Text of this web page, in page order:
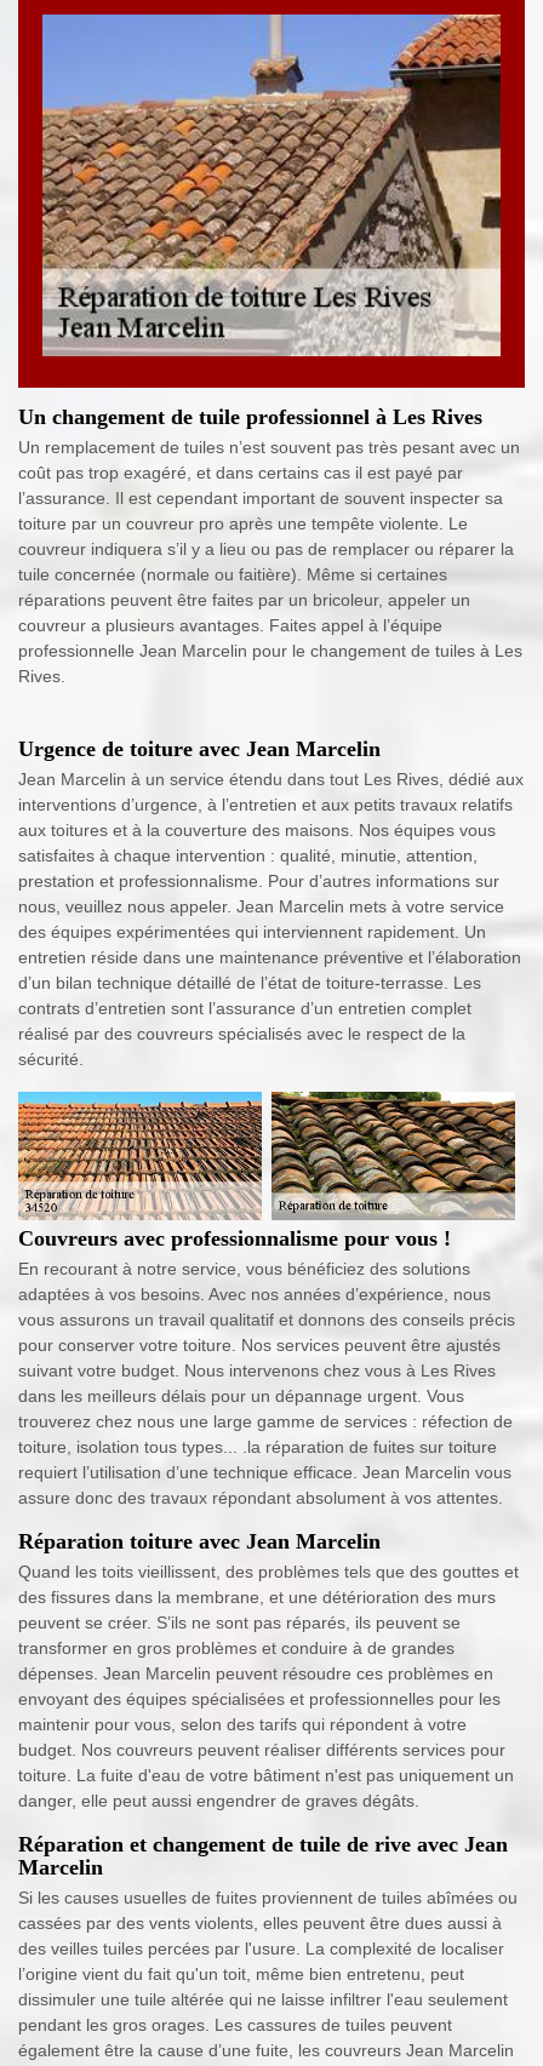
Un changement de tuile professionnel à Les Rives
Un remplacement de tuiles n’est souvent pas très pesant avec un
coût pas trop exagéré, et dans certains cas il est payé par
l’assurance. Il est cependant important de souvent inspecter sa
toiture par un couvreur pro après une tempête violente. Le
couvreur indiquera s’il y a lieu ou pas de remplacer ou réparer la
tuile concernée (normale ou faitière). Même si certaines
réparations peuvent être faites par un bricoleur, appeler un
couvreur a plusieurs avantages. Faites appel à l’équipe
professionnelle Jean Marcelin pour le changement de tuiles à Les
Rives.
Urgence de toiture avec Jean Marcelin
Jean Marcelin à un service étendu dans tout Les Rives, dédié aux
interventions d’urgence, à l’entretien et aux petits travaux relatifs
aux toitures et à la couverture des maisons. Nos équipes vous
satisfaites à chaque intervention : qualité, minutie, attention,
prestation et professionnalisme. Pour d’autres informations sur
nous, veuillez nous appeler. Jean Marcelin mets à votre service
des équipes expérimentées qui interviennent rapidement. Un
entretien réside dans une maintenance préventive et l’élaboration
d’un bilan technique détaillé de l’état de toiture-terrasse. Les
contrats d’entretien sont l’assurance d’un entretien complet
réalisé par des couvreurs spécialisés avec le respect de la
sécurité.
Couvreurs avec professionnalisme pour vous !
En recourant à notre service, vous bénéficiez des solutions
adaptées à vos besoins. Avec nos années d’expérience, nous
vous assurons un travail qualitatif et donnons des conseils précis
pour conserver votre toiture. Nos services peuvent être ajustés
suivant votre budget. Nous intervenons chez vous à Les Rives
dans les meilleurs délais pour un dépannage urgent. Vous
trouverez chez nous une large gamme de services : réfection de
toiture, isolation tous types... .la réparation de fuites sur toiture
requiert l’utilisation d’une technique efficace. Jean Marcelin vous
assure donc des travaux répondant absolument à vos attentes.
Réparation toiture avec Jean Marcelin
Quand les toits vieillissent, des problèmes tels que des gouttes et
des fissures dans la membrane, et une détérioration des murs
peuvent se créer. S’ils ne sont pas réparés, ils peuvent se
transformer en gros problèmes et conduire à de grandes
dépenses. Jean Marcelin peuvent résoudre ces problèmes en
envoyant des équipes spécialisées et professionnelles pour les
maintenir pour vous, selon des tarifs qui répondent à votre
budget. Nos couvreurs peuvent réaliser différents services pour
toiture. La fuite d'eau de votre bâtiment n'est pas uniquement un
danger, elle peut aussi engendrer de graves dégâts.
Réparation et changement de tuile de rive avec Jean
Marcelin
Si les causes usuelles de fuites proviennent de tuiles abîmées ou
cassées par des vents violents, elles peuvent être dues aussi à
des veilles tuiles percées par l'usure. La complexité de localiser
l’origine vient du fait qu'un toit, même bien entretenu, peut
dissimuler une tuile altérée qui ne laisse infiltrer l'eau seulement
pendant les gros orages. Les cassures de tuiles peuvent
également être la cause d’une fuite, les couvreurs Jean Marcelin